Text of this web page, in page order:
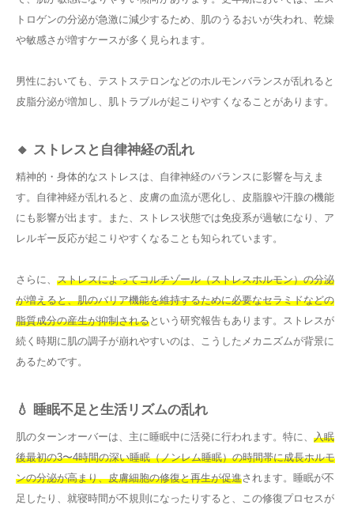
トロゲンの分泌が急激に減少するため、肌のうるおいが失われ、乾燥
や敏感さが増すケースが多く見られます。
男性においても、テストステロンなどのホルモンバランスが乱れると
皮脂分泌が増加し、肌トラブルが起こりやすくなることがあります。
🔸 ストレスと自律神経の乱れ
精神的・身体的なストレスは、自律神経のバランスに影響を与えま
す。自律神経が乱れると、皮膚の血流が悪化し、皮脂腺や汗腺の機能
にも影響が出ます。また、ストレス状態では免疫系が過敏になり、ア
レルギー反応が起こりやすくなることも知られています。
さらに、 ストレスによってコルチゾール（ストレスホルモン）の分泌
が増えると、肌のバリア機能を維持するために必要なセラミドなどの
脂質成分の産生が抑制されるという研究報告もあります。ストレスが
続く時期に肌の調子が崩れやすいのは、こうしたメカニズムが背景に
あるためです。
💧 睡眠不足と生活リズムの乱れ
肌のターンオーバーは、主に睡眠中に活発に行われます。特に、 入眠
後最初の3〜4時間の深い睡眠（ノンレム睡眠）の時間帯に成長ホルモ
ンの分泌が高まり、皮膚細胞の修復と再生が促進されます。睡眠が不
足したり、就寝時間が不規則になったりすると、この修復プロセスが